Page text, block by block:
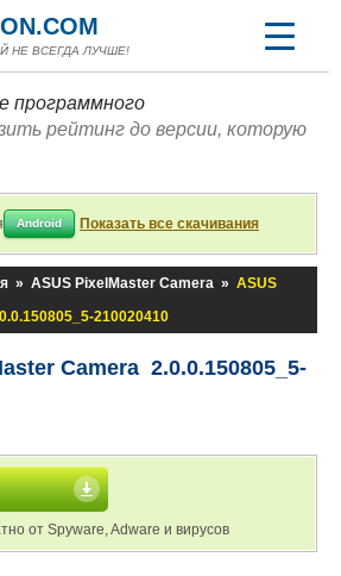
НЕ ВСЕГДА ЛУЧШЕ!
программного
рейтинг до версии, которую
Android Показать все скачивания
» ASUS PixelMaster Camera » ASUS
210020410
Camera 2.0.0.150805_5-
от Spyware, Adware и вирусов